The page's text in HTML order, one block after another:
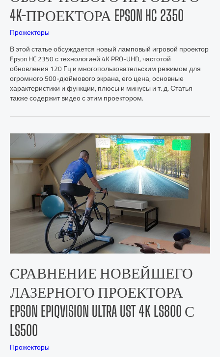
4K-ПРОЕКТОРА EPSON HC 2350
Прожекторы
В этой статье обсуждается новый ламповый игровой проектор
Epson HC 2350 с технологией 4K PRO-UHD, частотой
обновления 120 Гц и многопользовательским режимом для
огромного 500-дюймового экрана, его цена, основные
характеристики и функции, плюсы и минусы и т. д. Статья
также содержит видео с этим проектором.
СРАВНЕНИЕ НОВЕЙШЕГО
ЛАЗЕРНОГО ПРОЕКТОРА
EPSON EPIQVISION ULTRA UST 4K LS800 С
LS500
Прожекторы